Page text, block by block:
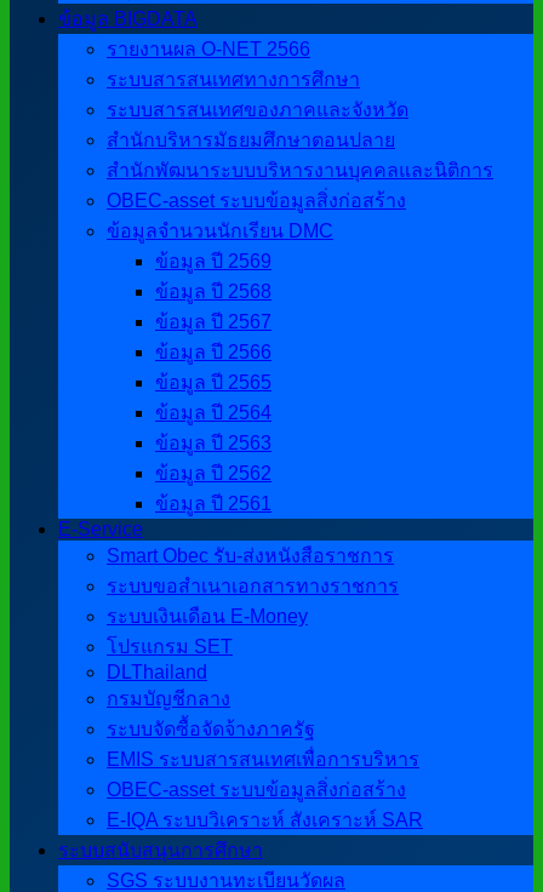
ข้อมูล BIGDATA
รายงานผล O-NET 2566
ระบบสารสนเทศทางการศึกษา
ระบบสารสนเทศของภาคและจังหวัด
สำนักบริหารมัธยมศึกษาตอนปลาย
สำนักพัฒนาระบบบริหารงานบุคคลและนิติการ
OBEC-asset ระบบข้อมูลสิ่งก่อสร้าง
ข้อมูลจำนวนนักเรียน DMC
ข้อมูล ปี 2569
ข้อมูล ปี 2568
ข้อมูล ปี 2567
ข้อมูล ปี 2566
ข้อมูล ปี 2565
ข้อมูล ปี 2564
ข้อมูล ปี 2563
ข้อมูล ปี 2562
ข้อมูล ปี 2561
E-Service
Smart Obec รับ-ส่งหนังสือราชการ
ระบบขอสำเนาเอกสารทางราชการ
ระบบเงินเดือน E-Money
โปรแกรม SET
DLThailand
กรมบัญชีกลาง
ระบบจัดซื้อจัดจ้างภาครัฐ
EMIS ระบบสารสนเทศเพื่อการบริหาร
OBEC-asset ระบบข้อมูลสิ่งก่อสร้าง
E-IQA ระบบวิเคราะห์ สังเคราะห์ SAR
ระบบสนับสนุนการศึกษา
SGS ระบบงานทะเบียนวัดผล